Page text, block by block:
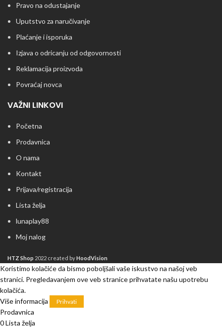
Pravo na odustajanje
Uputstvo za naručivanje
Plaćanje i isporuka
Izjava o odricanju od odgovornosti
Reklamacija proizvoda
Povraćaj novca
VAŽNI LINKOVI
Početna
Prodavnica
O nama
Kontakt
Prijava/registracija
Lista želja
lunaplay88
Moj nalog
HTZ Shop 2022 created byHoodVision
Koristimo kolačiće da bismo poboljšali vaše iskustvo na našoj veb
stranici. Pregledavanjem ove veb stranice prihvatate našu upotrebu
kolačića.
Više informacija
Prihvati
Prodavnica
0Lista želja